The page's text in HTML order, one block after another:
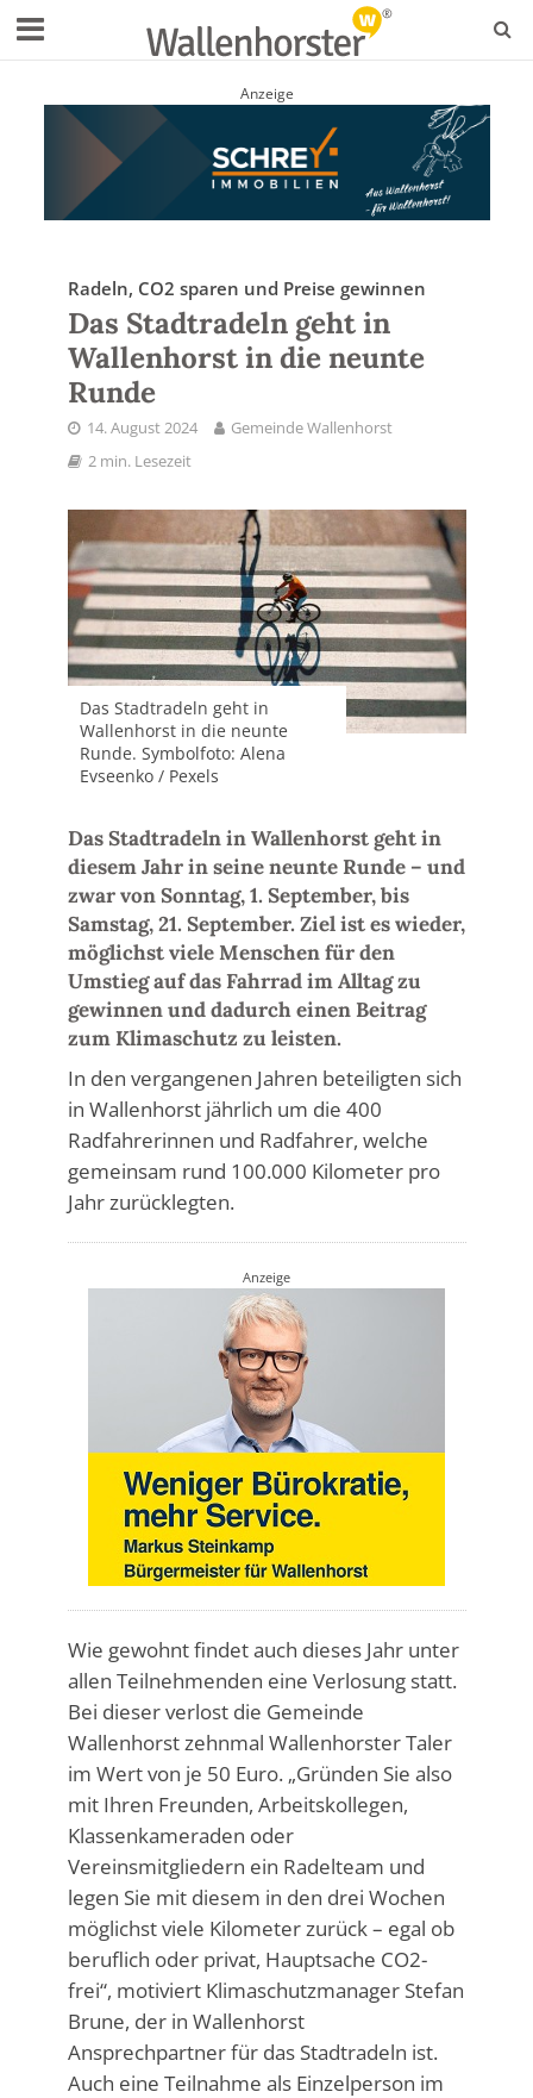
Anzeige
Radeln, CO2 sparen und Preise gewinnen
Das Stadtradeln geht in
Wallenhorst in die neunte
Runde
14. August 2024
Gemeinde Wallenhorst
2 min. Lesezeit
Das Stadtradeln geht in
Wallenhorst in die neunte
Runde. Symbolfoto: Alena
Evseenko / Pexels
Das Stadtradeln in Wallenhorst geht in
diesem Jahr in seine neunte Runde – und
zwar von Sonntag, 1. September, bis
Samstag, 21. September. Ziel ist es wieder,
möglichst viele Menschen für den
Umstieg auf das Fahrrad im Alltag zu
gewinnen und dadurch einen Beitrag
zum Klimaschutz zu leisten.
In den vergangenen Jahren beteiligten sich
in Wallenhorst jährlich um die 400
Radfahrerinnen und Radfahrer, welche
gemeinsam rund 100.000 Kilometer pro
Jahr zurücklegten.
Anzeige
Wie gewohnt findet auch dieses Jahr unter
allen Teilnehmenden eine Verlosung statt.
Bei dieser verlost die Gemeinde
Wallenhorst zehnmal Wallenhorster Taler
im Wert von je 50 Euro. „Gründen Sie also
mit Ihren Freunden, Arbeitskollegen,
Klassenkameraden oder
Vereinsmitgliedern ein Radelteam und
legen Sie mit diesem in den drei Wochen
möglichst viele Kilometer zurück – egal ob
beruflich oder privat, Hauptsache CO2-
frei“, motiviert Klimaschutzmanager Stefan
Brune, der in Wallenhorst
Ansprechpartner für das Stadtradeln ist.
Auch eine Teilnahme als Einzelperson im